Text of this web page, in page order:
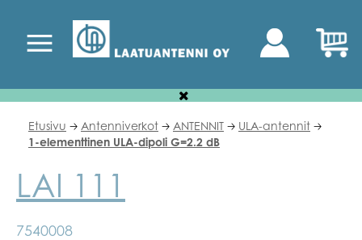
Etusivu 🡢 Antenniverkot 🡢 ANTENNIT 🡢 ULA-antennit 🡢
1-elementtinen ULA-dipoli G=2.2 dB
LAI 111
7540008